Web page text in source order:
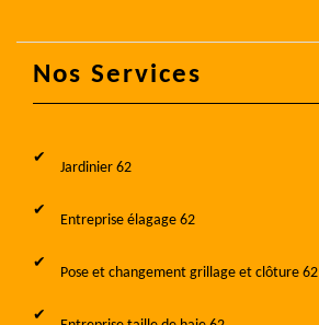
Nos Services
Jardinier 62
Entreprise élagage 62
Pose et changement grillage et clôture 62